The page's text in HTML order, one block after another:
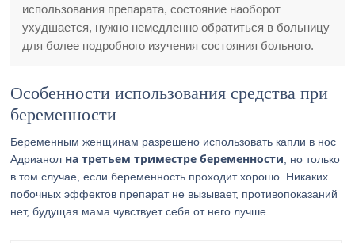
использования препарата, состояние наоборот
ухудшается, нужно немедленно обратиться в больницу
для более подробного изучения состояния больного.
Особенности использования средства при
беременности
Беременным женщинам разрешено использовать капли в нос
Адрианол на третьем триместре беременности , но только
в том случае, если беременность проходит хорошо. Никаких
побочных эффектов препарат не вызывает, противопоказаний
нет, будущая мама чувствует себя от него лучше.